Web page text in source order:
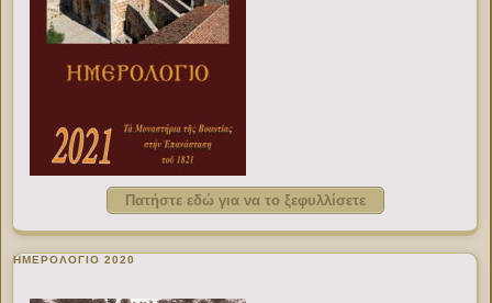
Πατήστε εδώ για να το ξεφυλλίσετε
ΗΜΕΡΟΛΟΓΙΟ 2020